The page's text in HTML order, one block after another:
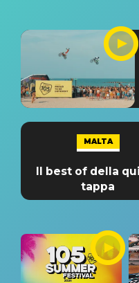
MALTA
Il best of della
tappa